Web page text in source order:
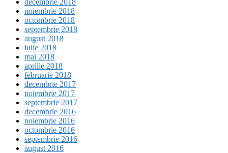
decembrie 2018
noiembrie 2018
octombrie 2018
septembrie 2018
august 2018
iulie 2018
mai 2018
aprilie 2018
februarie 2018
decembrie 2017
noiembrie 2017
septembrie 2017
decembrie 2016
noiembrie 2016
octombrie 2016
septembrie 2016
august 2016